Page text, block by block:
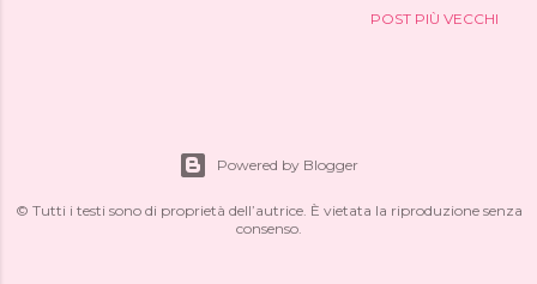
POST PIÙ VECCHI
Powered by Blogger
© Tutti i testi sono di proprietà dell’autrice. È vietata la riproduzione senza
consenso.